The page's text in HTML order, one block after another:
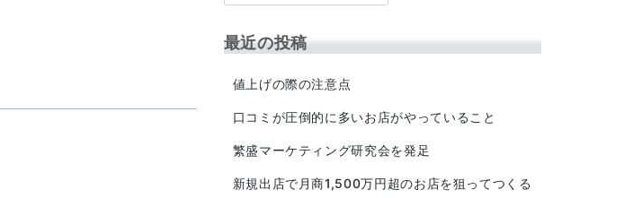
最近の投稿
値上げの際の注意点
口コミが圧倒的に多いお店がやっていること
繁盛マーケティング研究会を発足
新規出店で月商1,500万円超のお店を狙ってつくる